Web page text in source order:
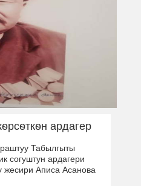
ардагер
Табылгыты
согуштун ардагери
Аписа Асанова